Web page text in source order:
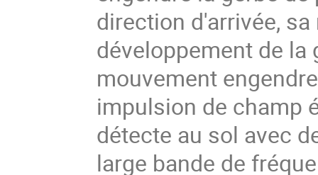
direction d'arrivée,
développement de la
mouvement
impulsion de champ
détecte au sol avec
large bande de